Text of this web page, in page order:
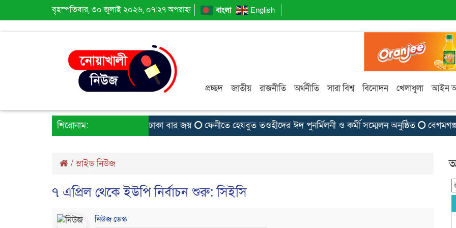
বৃহস্পতিবার, ৩০ জুলাই ২০২৬, ০৭:২৭ অপরাহ্ন বাংলা English
প্রচ্ছদ জাতীয় রাজনীতি অর্থনীতি সারা বিশ্ব বিনোদন খেলাধুলা আইন
শিরোনাম:
বেগমগঞ্জের সন্তান মামুনের ঢাকা বার জয় ফেনীতে হেযবুত তওহীদের ঈদ পুনর্মিলনী ও কর্মী সম্মেলন অনুষ্ঠিত বেগমগঞ্জ
/স্লাইড নিউজ
৭ এপ্রিল থেকে ইউপি নির্বাচন শুরু: সিইসি
নিউজ ডেস্ক